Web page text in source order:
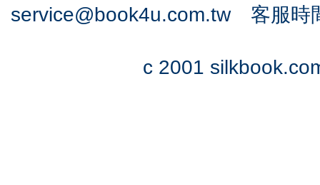
service@book4u.com.tw客服時
c 2001